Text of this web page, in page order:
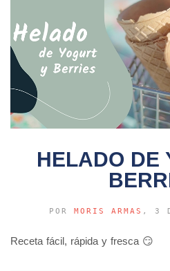
HELADO DE
POR MORIS ARMAS , 3
Receta fácil, rápida y fresca 😏